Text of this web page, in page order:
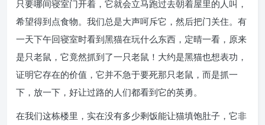
只要哪间寝室门开着，它就会立马跑过去朝着屋里的人叫，
希望得到点食物。我们总是大声呵斥它，然后把门关住。有
一天下午回寝室时看到黑猫在玩什么东西，定晴一看，原来
是只老鼠，它竟然抓到了一只老鼠！大约是黑猫也想表功，
证明它存在的价值，它并不急于要死那只老鼠，而是抓一
下，放一下，好让过路的人们都看到它的英勇。
在我们这栋楼里，实在没有多少剩饭能让猫填饱肚子，它非